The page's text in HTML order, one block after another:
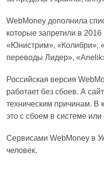
WebMoney дополнила
которые запретили в
«Юнистрим», «Колибри»,
переводы Лидер»,
Российская версия
работает без сбоев. А
техническим причинам. В
это с сбоем в системе
Сервисами WebMoney в
человек.